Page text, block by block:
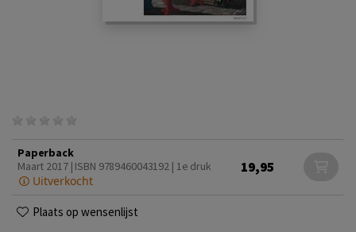
Paperback
Maart 2017 | ISBN 9789460043192 | 1e druk
Uitverkocht
19,95
Plaats op wensenlijst